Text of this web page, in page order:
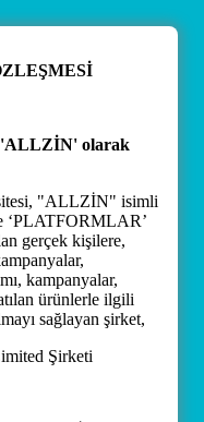
'ALLZİN' olarak
"ALLZİN" isimli
‘PLATFORMLAR’
gerçek kişilere,
kampanyalar,
ürünlerle ilgili
sağlayan şirket,
Şirketi